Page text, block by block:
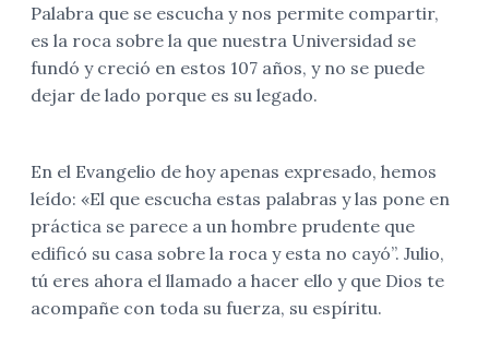
Palabra que se escucha y nos permite compartir,
es la roca sobre la que nuestra Universidad se
fundó y creció en estos 107 años, y no se puede
dejar de lado porque es su legado.
En el Evangelio de hoy apenas expresado, hemos
leído: «El que escucha estas palabras y las pone en
práctica se parece a un hombre prudente que
edificó su casa sobre la roca y esta no cayó”. Julio,
tú eres ahora el llamado a hacer ello y que Dios te
acompañe con toda su fuerza, su espíritu.